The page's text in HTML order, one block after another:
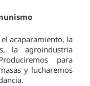
acaparamiento, la
la agroindustria
para
y lucharemos